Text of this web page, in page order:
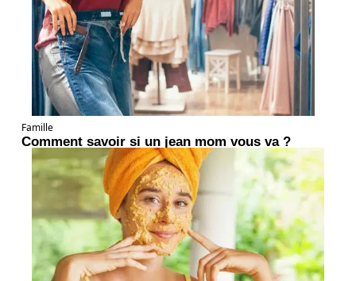
Famille
Comment savoir si un jean mom vous va ?